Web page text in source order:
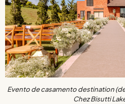
Evento de casamento destination
Chez Bisutti